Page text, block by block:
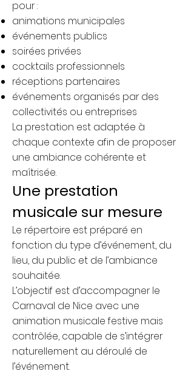
pour :
animations municipales
événements publics
soirées privées
cocktails professionnels
réceptions partenaires
événements organisés par des
collectivités ou entreprises
La prestation est adaptée à
chaque contexte afin de proposer
une ambiance cohérente et
maîtrisée.
Une prestation
musicale sur mesure
Le répertoire est préparé en
fonction du type d’événement, du
lieu, du public et de l’ambiance
souhaitée.
L’objectif est d’accompagner le
Carnaval de Nice avec une
animation musicale festive mais
contrôlée, capable de s’intégrer
naturellement au déroulé de
l’événement.